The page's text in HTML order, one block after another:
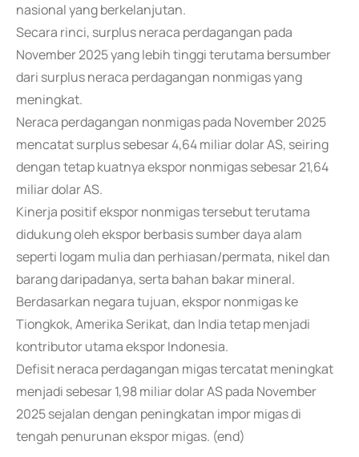
nasional yang berkelanjutan.
Secara rinci, surplus neraca perdagangan pada
November 2025 yang lebih tinggi terutama bersumber
dari surplus neraca perdagangan nonmigas yang
meningkat.
Neraca perdagangan nonmigas pada November 2025
mencatat surplus sebesar 4,64 miliar dolar AS, seiring
dengan tetap kuatnya ekspor nonmigas sebesar 21,64
miliar dolar AS.
Kinerja positif ekspor nonmigas tersebut terutama
didukung oleh ekspor berbasis sumber daya alam
seperti logam mulia dan perhiasan/permata, nikel dan
barang daripadanya, serta bahan bakar mineral.
Berdasarkan negara tujuan, ekspor nonmigas ke
Tiongkok, Amerika Serikat, dan India tetap menjadi
kontributor utama ekspor Indonesia.
Defisit neraca perdagangan migas tercatat meningkat
menjadi sebesar 1,98 miliar dolar AS pada November
2025 sejalan dengan peningkatan impor migas di
tengah penurunan ekspor migas. (end)